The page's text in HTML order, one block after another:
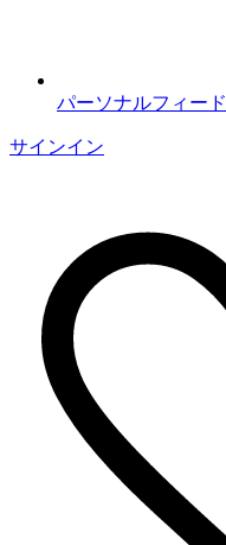
パーソナルフィード
サインイン